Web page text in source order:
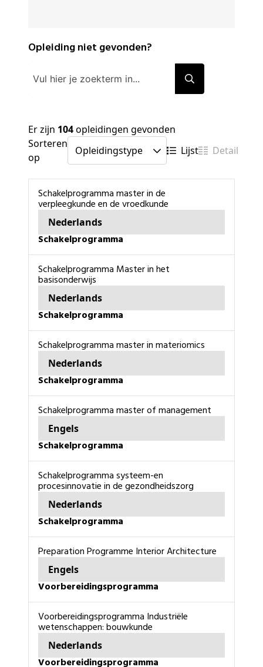
Opleiding niet gevonden?
Er zijn 104opleidingen gevonden
Sorteren
op
Lijst Detail
schakelprogramma master in de
verpleegkunde en de vroedkunde
Nederlands
schakelprogramma
schakelprogramma Master in het
basisonderwijs
Nederlands
schakelprogramma
schakelprogramma master in materiomics
Nederlands
schakelprogramma
schakelprogramma master of management
Engels
schakelprogramma
schakelprogramma systeem-en
procesinnovatie in de gezondheidszorg
Nederlands
schakelprogramma
Preparation Programme Interior Architecture
Engels
voorbereidingsprogramma
voorbereidingsprogramma Industriële
wetenschappen: bouwkunde
Nederlands
voorbereidingsprogramma